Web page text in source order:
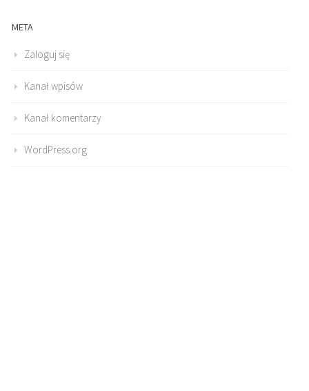
META
Zaloguj się
Kanał wpisów
Kanał komentarzy
WordPress.org